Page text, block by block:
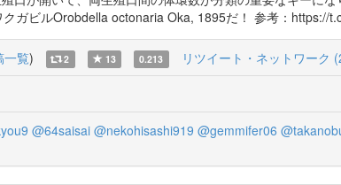
ガビルOrobdella octonaria Oka, 1895だ！ 参考：https://
一覧) 2 13 0.213 リツイート・ネットワーク
@64saisai @nekohisashi919 @gemmifer06